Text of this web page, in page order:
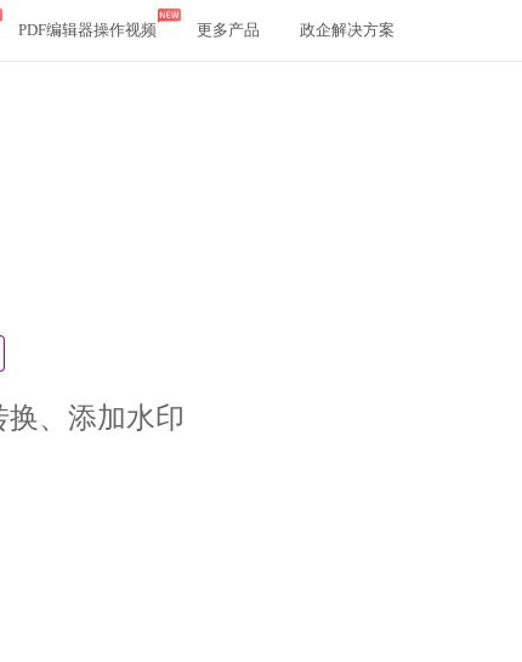
PDF编辑器操作视频 更多产品 政企解决方案
换、添加水印